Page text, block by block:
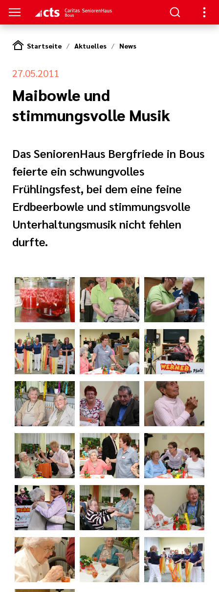
Arbeit
der cts
II
Startseite Aktuelles News
27.05.2011
Maibowle und
stimmungsvolle Musik
Das SeniorenHaus Bergfriede in Bous
feierte ein schwungvolles
Frühlingsfest, bei dem eine feine
Erdbeerbowle und stimmungsvolle
Unterhaltungsmusik nicht fehlen
durfte.